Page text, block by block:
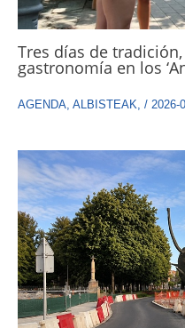
Tres días de
gastronomía en los
AGENDA, ALBISTEAK, / 2026-